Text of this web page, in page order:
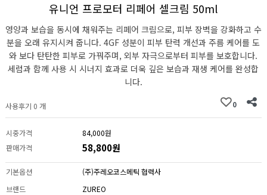
유니언 프로모터 리페어 셀크림 50ml
영양과 보습을 동시에 채워주는 리페어 크림으로, 피부 장벽을 강화하고 수
분을 오래 유지시켜 줍니다. 4GF 성분이 피부 탄력 개선과 주름 케어를 도
와 보다 탄탄한 피부로 가꿔주며, 외부 자극으로부터 피부를 보호합니다.
세럼과 함께 사용 시 시너지 효과로 더욱 깊은 보습과 재생 케어를 완성합
니다.
사용후기 0 개 0
시중가격
84,000원
판매가격
58,800원
기본옵션
(주)주레오코스메틱 협력사
브랜드
ZUREO